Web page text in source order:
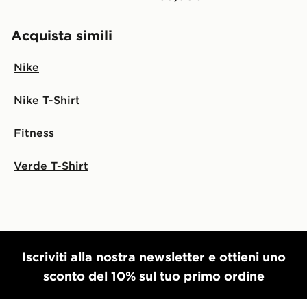
Acquista simili
Nike
Nike T-Shirt
Fitness
Verde T-Shirt
Iscriviti alla nostra newsletter e ottieni uno
sconto del 10% sul tuo primo ordine